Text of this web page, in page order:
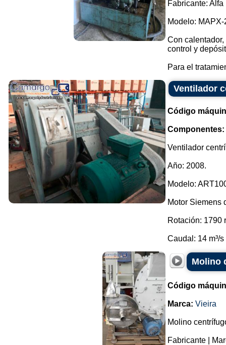
Fabricante: Alfa
Modelo: MAPX-
Con
control y
Para el
Ventilador
Código
Componentes:
Ventilador
Año: 2008.
Modelo:
Motor Siemens
Rotación: 1790
Caudal: 14 m³/s
Molino
Código
Marca: Vieira
Molino
Fabricante |